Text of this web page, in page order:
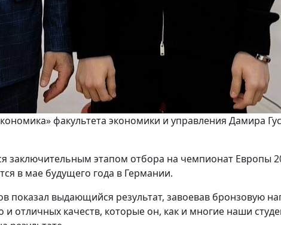
факультета экономики и управления Дамира
этапом отбора на чемпионат Европы
в мае будущего года в Германии.
выдающийся результат, завоевав бронзовую
и отличных качеств, которые он, как и многие наши